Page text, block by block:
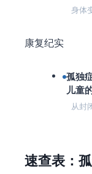
身体
康复纪实
孤独
儿童
从封
速查表：